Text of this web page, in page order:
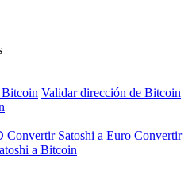
Bitcoin Validar dirección de Bitcoin
Convertir Satoshi a Euro Convertir
a Bitcoin